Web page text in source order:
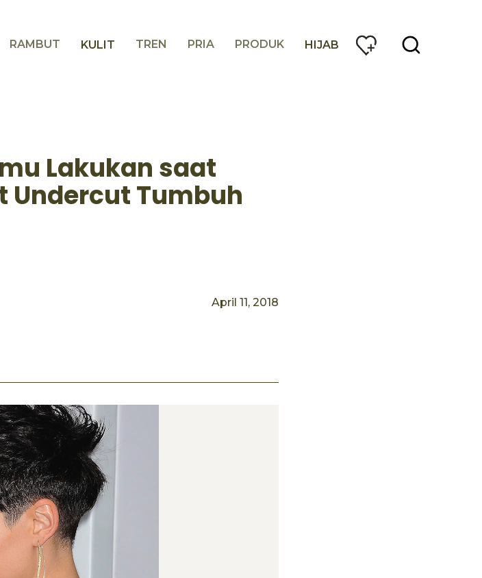
RAMBUT KULIT TREN PRIA PRODUK HIJAB
Lakukan saat
Undercut Tumbuh
April 11, 2018